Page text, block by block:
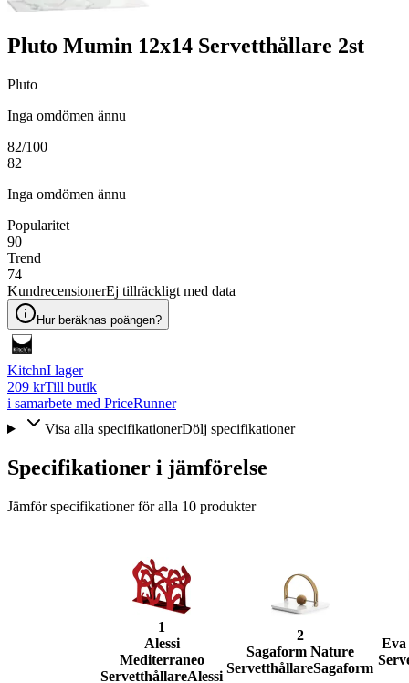
Pluto Mumin 12x14 Servetthållare 2st
Pluto
Inga omdömen ännu
82/100
82
Inga omdömen ännu
Popularitet
90
Trend
74
KundrecensionerEj tillräckligt med data
Hur beräknas poängen?
KitchnI lager
209 krTill butik
i samarbete med PriceRunner
Visa alla specifikationerDölj specifikationer
Specifikationer i jämförelse
Jämför specifikationer för alla 10 produkter
1
Alessi
Mediterraneo
ServetthållareAlessi
2
Sagaform Nature
ServetthållareSagaform
Eva